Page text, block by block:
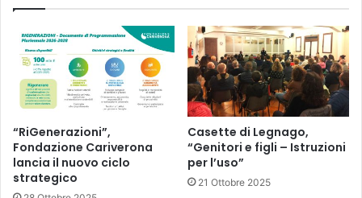
“RiGenerazioni”,
Fondazione Cariverona
lancia il nuovo ciclo
strategico
Casette di Legnago,
“Genitori e figli – Istruzioni
per l’uso”
21 Ottobre 2025